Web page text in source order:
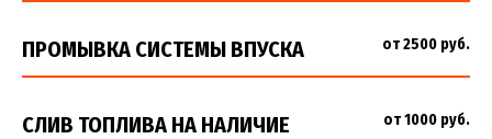
ПРОМЫВКА СИСТЕМЫ ВПУСКА от 2500 руб.
СЛИВ ТОПЛИВА НА НАЛИЧИЕ
от 1000 руб.